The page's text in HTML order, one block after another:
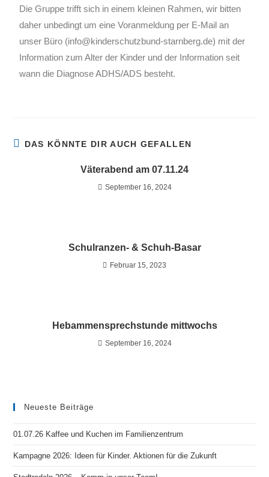
Die Gruppe trifft sich in einem kleinen Rahmen, wir bitten
daher unbedingt um eine Voranmeldung per E-Mail an
unser Büro (info@kinderschutzbund-starnberg.de) mit der
Information zum Alter der Kinder und der Information seit
wann die Diagnose ADHS/ADS besteht.
DAS KÖNNTE DIR AUCH GEFALLEN
Väterabend am 07.11.24
September 16, 2024
Schulranzen- & Schuh-Basar
Februar 15, 2023
Hebammensprechstunde mittwochs
September 16, 2024
Neueste Beiträge
01.07.26 Kaffee und Kuchen im Familienzentrum
Kampagne 2026: Ideen für Kinder. Aktionen für die Zukunft